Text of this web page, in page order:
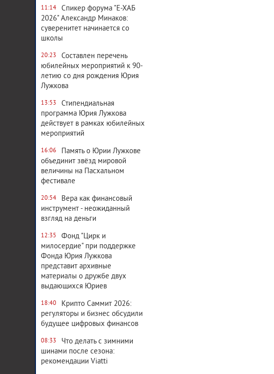
11:14
Спикер форума "Е-ХАБ
2026" Александр Минаков:
суверенитет начинается со
школы
20:23
Составлен перечень
юбилейных мероприятий к 90-
летию со дня рождения Юрия
Лужкова
13:53
Стипендиальная
программа Юрия Лужкова
действует в рамках юбилейных
мероприятий
16:06
Память о Юрии Лужкове
объединит звёзд мировой
величины на Пасхальном
фестивале
20:54
Вера как финансовый
инструмент - неожиданный
взгляд на деньги
12:35
Фонд "Цирк и
милосердие" при поддержке
Фонда Юрия Лужкова
представит архивные
материалы о дружбе двух
выдающихся Юриев
18:40
Крипто Саммит 2026:
регуляторы и бизнес обсудили
будущее цифровых финансов
08:33
Что делать с зимними
шинами после сезона:
рекомендации Viatti